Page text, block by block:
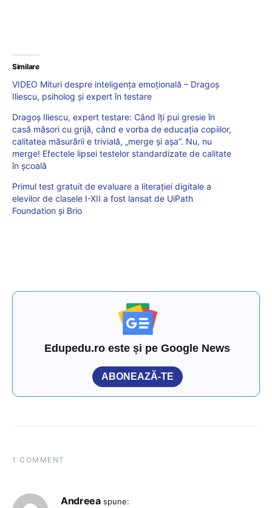
Similare
VIDEO Mituri despre inteligența emoțională – Dragoș
Iliescu, psiholog și expert în testare
Dragoș Iliescu, expert testare: Când îți pui gresie în
casă măsori cu grijă, când e vorba de educația copiilor,
calitatea măsurării e trivială, „merge și așa”. Nu, nu
merge! Efectele lipsei testelor standardizate de calitate
în școală
Primul test gratuit de evaluare a literației digitale a
elevilor de clasele I-XII a fost lansat de UiPath
Foundation și Brio
Edupedu.ro este și pe Google News
ABONEAZĂ-TE
1 COMMENT
Andreea spune: